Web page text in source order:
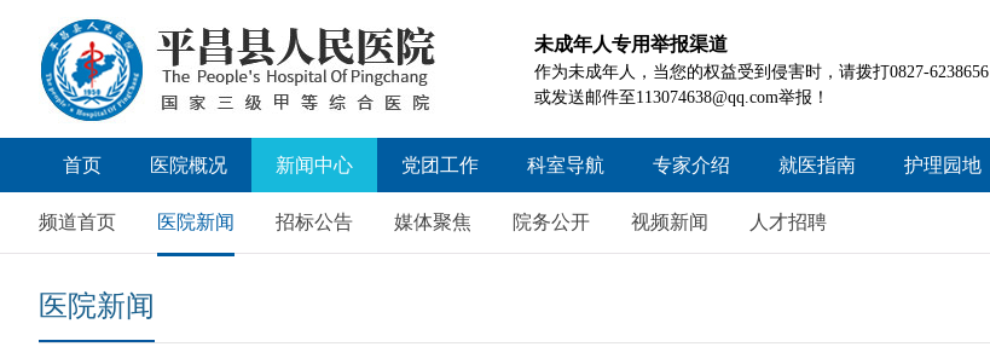
未成年人专用举报渠道
作为未成年人，当您的权益受到侵害时，请拨打0827-6238656
或发送邮件至113074638@qq.com举报！
首页 医院概况
医院简介
领导团队
历届领导
医院文化
新闻中心
医院新闻
招标公告
院务公开
党团工作
党委工作
科室导航
院本部
信义院区
专家介绍 就医指南
就医须知
门诊时间
诊疗项目查询
护理园地
护理资讯
频道首页 医院新闻 招标公告 媒体聚焦 院务公开 视频新闻 人才招聘
医院新闻